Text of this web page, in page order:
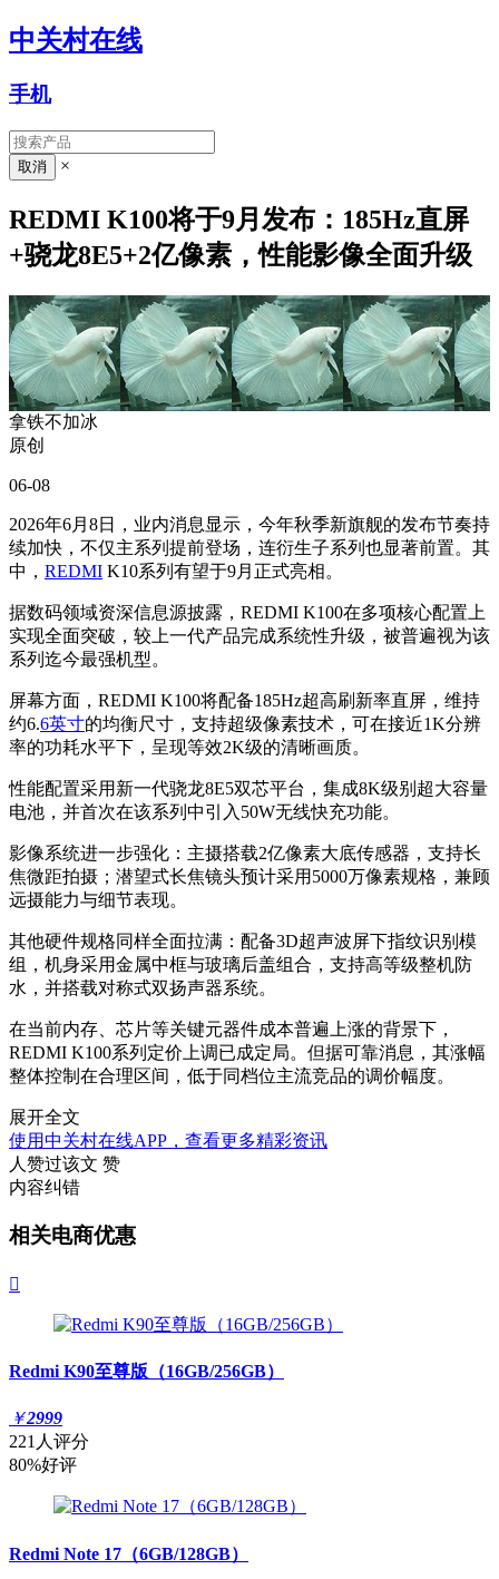
中关村在线
手机
×
REDMI K100将于9月发布：185Hz直屏
+骁龙8E5+2亿像素，性能影像全面升级
拿铁不加冰
原创
06-08
2026年6月8日，业内消息显示，今年秋季新旗舰的发布节奏持
续加快，不仅主系列提前登场，连衍生子系列也显著前置。其
中， REDMI K10系列有望于9月正式亮相。
据数码领域资深信息源披露，REDMI K100在多项核心配置上
实现全面突破，较上一代产品完成系统性升级，被普遍视为该
系列迄今最强机型。
屏幕方面，REDMI K100将配备185Hz超高刷新率直屏，维持
约6.6英寸的均衡尺寸，支持超级像素技术，可在接近1K分辨
率的功耗水平下，呈现等效2K级的清晰画质。
性能配置采用新一代骁龙8E5双芯平台，集成8K级别超大容量
电池，并首次在该系列中引入50W无线快充功能。
影像系统进一步强化：主摄搭载2亿像素大底传感器，支持长
焦微距拍摄；潜望式长焦镜头预计采用5000万像素规格，兼顾
远摄能力与细节表现。
其他硬件规格同样全面拉满：配备3D超声波屏下指纹识别模
组，机身采用金属中框与玻璃后盖组合，支持高等级整机防
水，并搭载对称式双扬声器系统。
在当前内存、芯片等关键元器件成本普遍上涨的背景下，
REDMI K100系列定价上调已成定局。但据可靠消息，其涨幅
整体控制在合理区间，低于同档位主流竞品的调价幅度。
展开全文
使用中关村在线APP，查看更多精彩资讯
人赞过该文 赞
内容纠错
相关电商优惠

Redmi K90至尊版（16GB/256GB）
￥2999
221人评分
80%好评
Redmi Note 17（6GB/128GB）